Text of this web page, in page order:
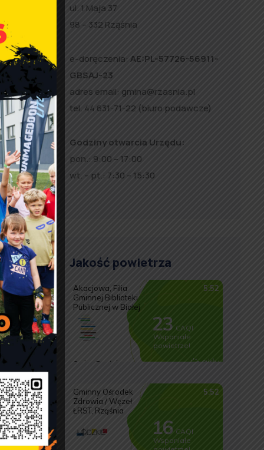
ul. 1 Maja 37
98 – 332 Rząśnia
e-doręczenia: AE:PL-57726-56911-
GBSAJ-23
adres email: gmina@rzasnia.pl
tel. 44 631-71-22 (biuro podawcze)
Godziny otwarcia Urzędu:
pon.: 9:00 – 17:00
wt. – pt.: 7:30 – 15:30
Jakość powietrza